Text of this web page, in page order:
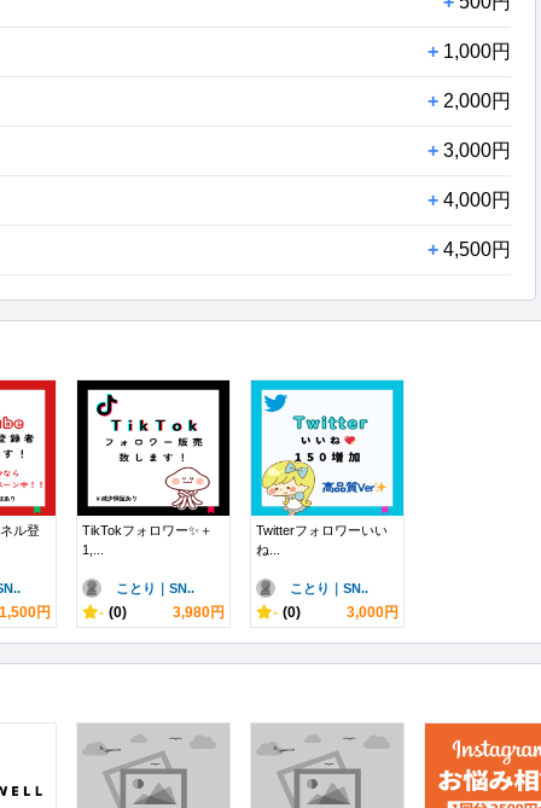
+ 1,000円
+ 2,000円
+ 3,000円
+ 4,000円
+ 4,500円
ル登
1,500円
TikTokフォロワー✨＋
1,...
ことり｜SN..
- (0) 3,980円
Twitterフォロワーいい
ね...
ことり｜SN..
- (0) 3,000円